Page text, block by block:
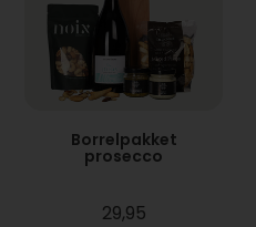
Borrelpakket
prosecco
29,95